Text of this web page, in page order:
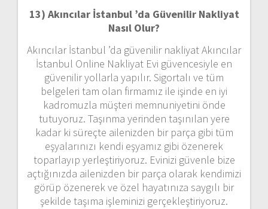
13) Akıncılar İstanbul ’da Güvenilir Nakliyat
Nasıl Olur?
Akıncılar İstanbul ’da güvenilir nakliyat Akıncılar
İstanbul Online Nakliyat Evi güvencesiyle en
güvenilir yollarla yapılır. Sigortalı ve tüm
belgeleri tam olan firmamız ile işinde en iyi
kadromuzla müşteri memnuniyetini önde
tutuyoruz. Taşınma yerinden taşınılan yere
kadar ki süreçte ailenizden bir parça gibi tüm
eşyalarınızı kendi eşyamız gibi özenerek
toparlayıp yerleştiriyoruz. Evinizi güvenle bize
açtığınızda ailenizden bir parça olarak kendimizi
görüp özenerek ve özel hayatınıza saygılı bir
şekilde taşıma işleminizi gerçekleştiriyoruz.